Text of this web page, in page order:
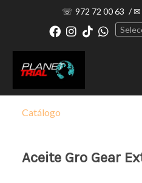
☏ 972 72 00 63 /✉
Catálogo
Aceite Gro Gear